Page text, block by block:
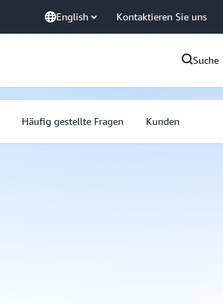
English Kontaktieren Sie uns
Suche
Häufig gestellte Fragen Kunden